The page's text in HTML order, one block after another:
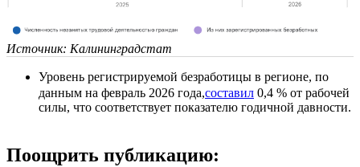
Источник: Калининградстат
Уровень регистрируемой безработицы в регионе, по
данным на февраль 2026 года,составил 0,4 % от рабочей
силы, что соответствует показателю годичной давности.
Поощрить публикацию: